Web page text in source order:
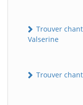
Trouver
Valserine
Trouver